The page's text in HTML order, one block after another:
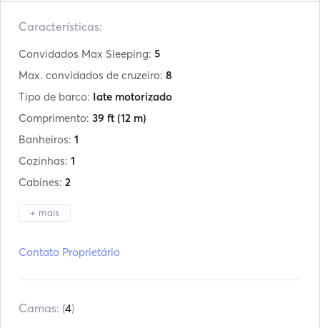
Características:
Convidados Max Sleeping: 5
Max. convidados de cruzeiro: 8
Tipo de barco: Iate motorizado
Comprimento: 39 ft (12 m)
Banheiros: 1
Cozinhas: 1
Cabines: 2
+ mais
Volte a se instalar:
Contato Proprietário
Camas: (4)